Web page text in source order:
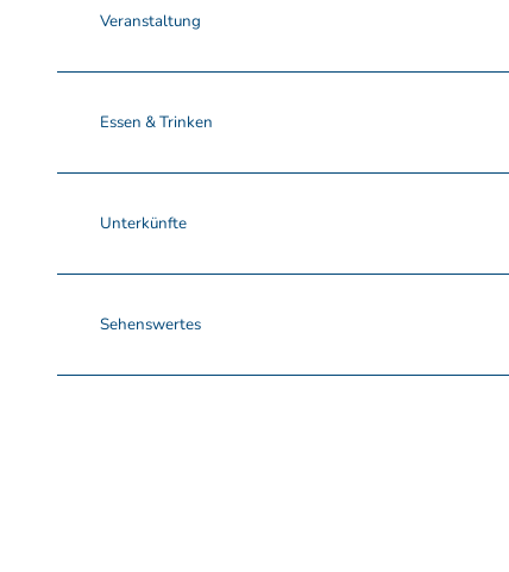
Veranstaltung
Essen & Trinken
Unterkünfte
Sehenswertes